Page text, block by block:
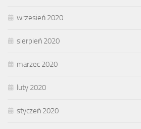
wrzesień 2020
sierpień 2020
marzec 2020
luty 2020
styczeń 2020